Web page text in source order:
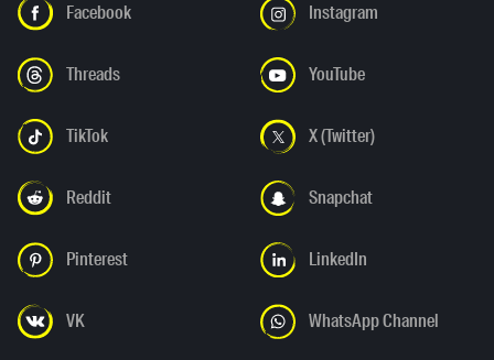
Facebook Instagram
Threads YouTube
TikTok X (Twitter)
Reddit Snapchat
Pinterest LinkedIn
VK WhatsApp Channel